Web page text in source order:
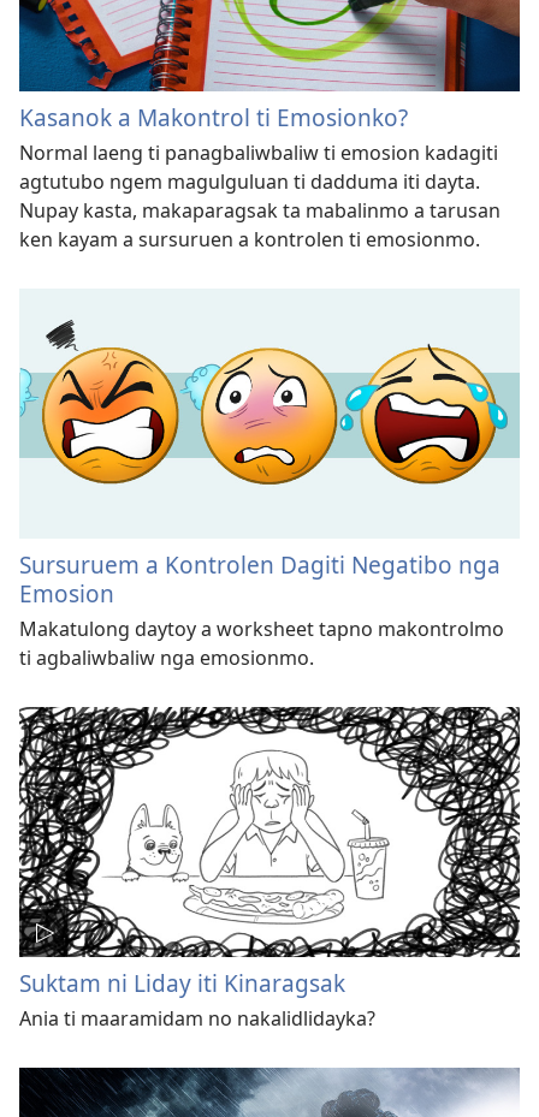
Kasanok a Makontrol ti Emosionko?
Normal laeng ti panagbaliwbaliw ti emosion kadagiti
agtutubo ngem magulguluan ti dadduma iti dayta.
Nupay kasta, makaparagsak ta mabalinmo a tarusan
ken kayam a sursuruen a kontrolen ti emosionmo.
Sursuruem a Kontrolen Dagiti Negatibo nga
Emosion
Makatulong daytoy a worksheet tapno makontrolmo
ti agbaliwbaliw nga emosionmo.
Suktam ni Liday iti Kinaragsak
Ania ti maaramidam no nakalidlidayka?